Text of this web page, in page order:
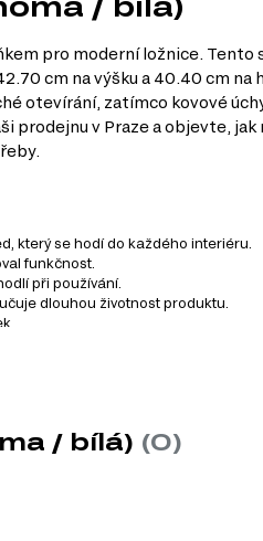
pro moderní ložnice.
cm na výšku a 40.40 cm
otevírání, zatímco kovové
prodejnu v Praze a objevte,
který se hodí do každého interiéru.
funkčnost.
při používání.
dlouhou životnost produktu.
/ bílá) (0)